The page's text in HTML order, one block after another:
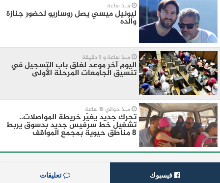
منذ ساعة
ليونيل ميسي يصل روساريو لحضور جنازة
والده
منذ ساعة و 9 دقيقة
اليوم آخر موعد لغلق باب التسجيل في
تنسيق الجامعات المرحلة الأولى
منذ حوالي 18 ساعة
تحرك جديد يغيّر خريطة المواصلات..
تشغيل خط سرفيس جديد بدسوق يربط
8 مناطق حيوية بمجمع المواقف
فيسبوك تعليقات